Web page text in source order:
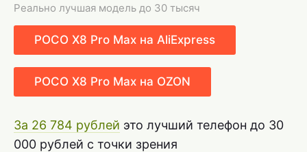
Реально лучшая модель до 30 тысяч
POCO X8 Pro Max на AliExpress
POCO X8 Pro Max на OZON
За 26 784 рублей это лучший телефон до 30
000 рублей с точки зрения